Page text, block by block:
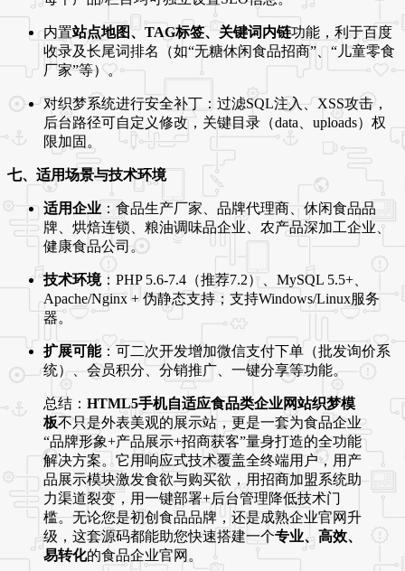
内置站点地图、TAG标签、关键词内链功能，利于百度
收录及长尾词排名（如“无糖休闲食品招商”、“儿童零食
厂家”等）。
对织梦系统进行安全补丁：过滤SQL注入、XSS攻击，
后台路径可自定义修改，关键目录（data、uploads）权
限加固。
七、适用场景与技术环境
适用企业 ：食品生产厂家、品牌代理商、休闲食品品
牌、烘焙连锁、粮油调味品企业、农产品深加工企业、
健康食品公司。
技术环境：PHP 5.6-7.4（推荐7.2）、MySQL 5.5+、
Apache/Nginx + 伪静态支持；支持Windows/Linux服务
器。
扩展可能：可二次开发增加微信支付下单（批发询价系
统）、会员积分、分销推广、一键分享等功能。
总结： HTML5手机自适应食品类企业网站织梦模
板不只是外表美观的展示站，更是一套为食品企业
“品牌形象+产品展示+招商获客”量身打造的全功能
解决方案。它用响应式技术覆盖全终端用户，用产
品展示模块激发食欲与购买欲，用招商加盟系统助
力渠道裂变，用一键部署+后台管理降低技术门
槛。无论您是初创食品品牌，还是成熟企业官网升
级，这套源码都能助您快速搭建一个专业、高效、
易转化的食品企业官网。